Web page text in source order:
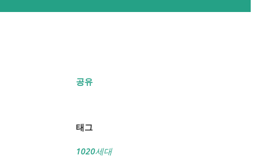
공유
태그
1020세대